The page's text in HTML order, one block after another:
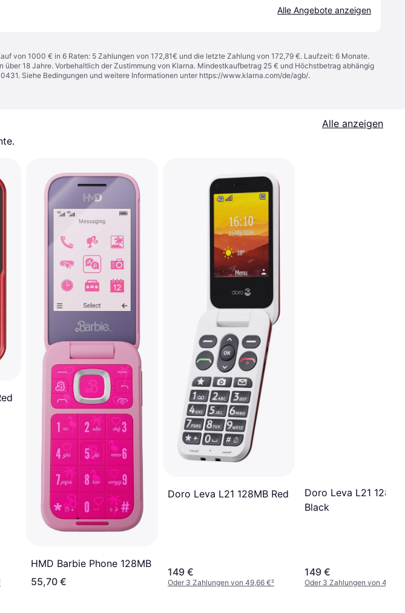
Alle Angebote anzeigen
von 1000 € in 6 Raten: 5 Zahlungen von 172,81€ und die letzte Zahlung von 172,79 €. Laufzeit: 6 Monate.
18 Jahre. Vorbehaltlich der Zustimmung von Klarna. Mindestkaufbetrag 25 € und Höchstbetrag abhängig
Siehe Bedingungen und weitere Informationen unter https://www.klarna.com/de/agb/.
Alle anzeigen
HMD Barbie Phone 128MB
55,70 €
Doro Leva L21 128MB Red
149 €
Oder 3 Zahlungen von 49,66 €²
Doro Leva L21 128MB
Black
149 €
Oder 3 Zahlungen von 49,66